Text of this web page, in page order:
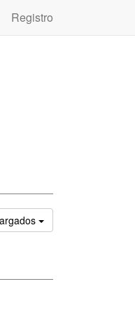
Registro
Ordenar